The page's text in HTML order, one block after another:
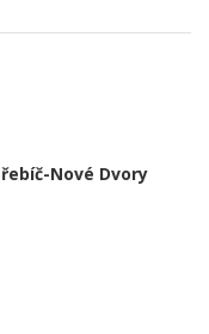
Nové Dvory